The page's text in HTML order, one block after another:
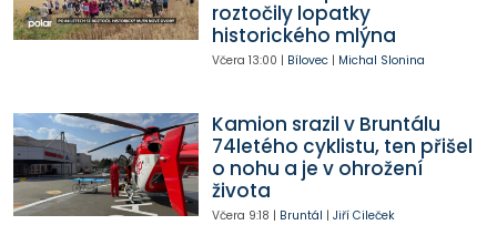
roztočily lopatky
historického mlýna
Včera 13:00 | Bílovec| Michal Slonina
Kamion srazil v Bruntálu
74letého cyklistu, ten přišel
o nohu a je v ohrožení
života
Včera 9:18 | Bruntál | Jiří Cileček